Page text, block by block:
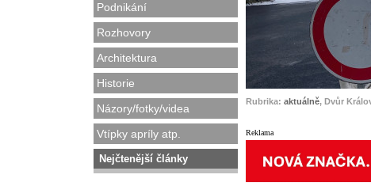
Podnikání
Rozhovory
Architektura
Historie
Názory/fotky/videa
Vtípky apríly atp.
Nejčtenější články
Rubrika: aktuálně, Dvůr
Reklama